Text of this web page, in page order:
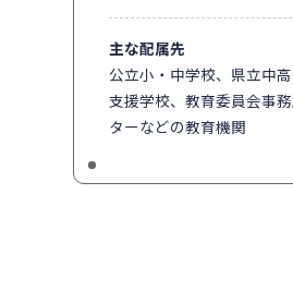
主な配属先
公立小・中学校、県立中
支援学校、教育委員会事
ターなどの教育機関